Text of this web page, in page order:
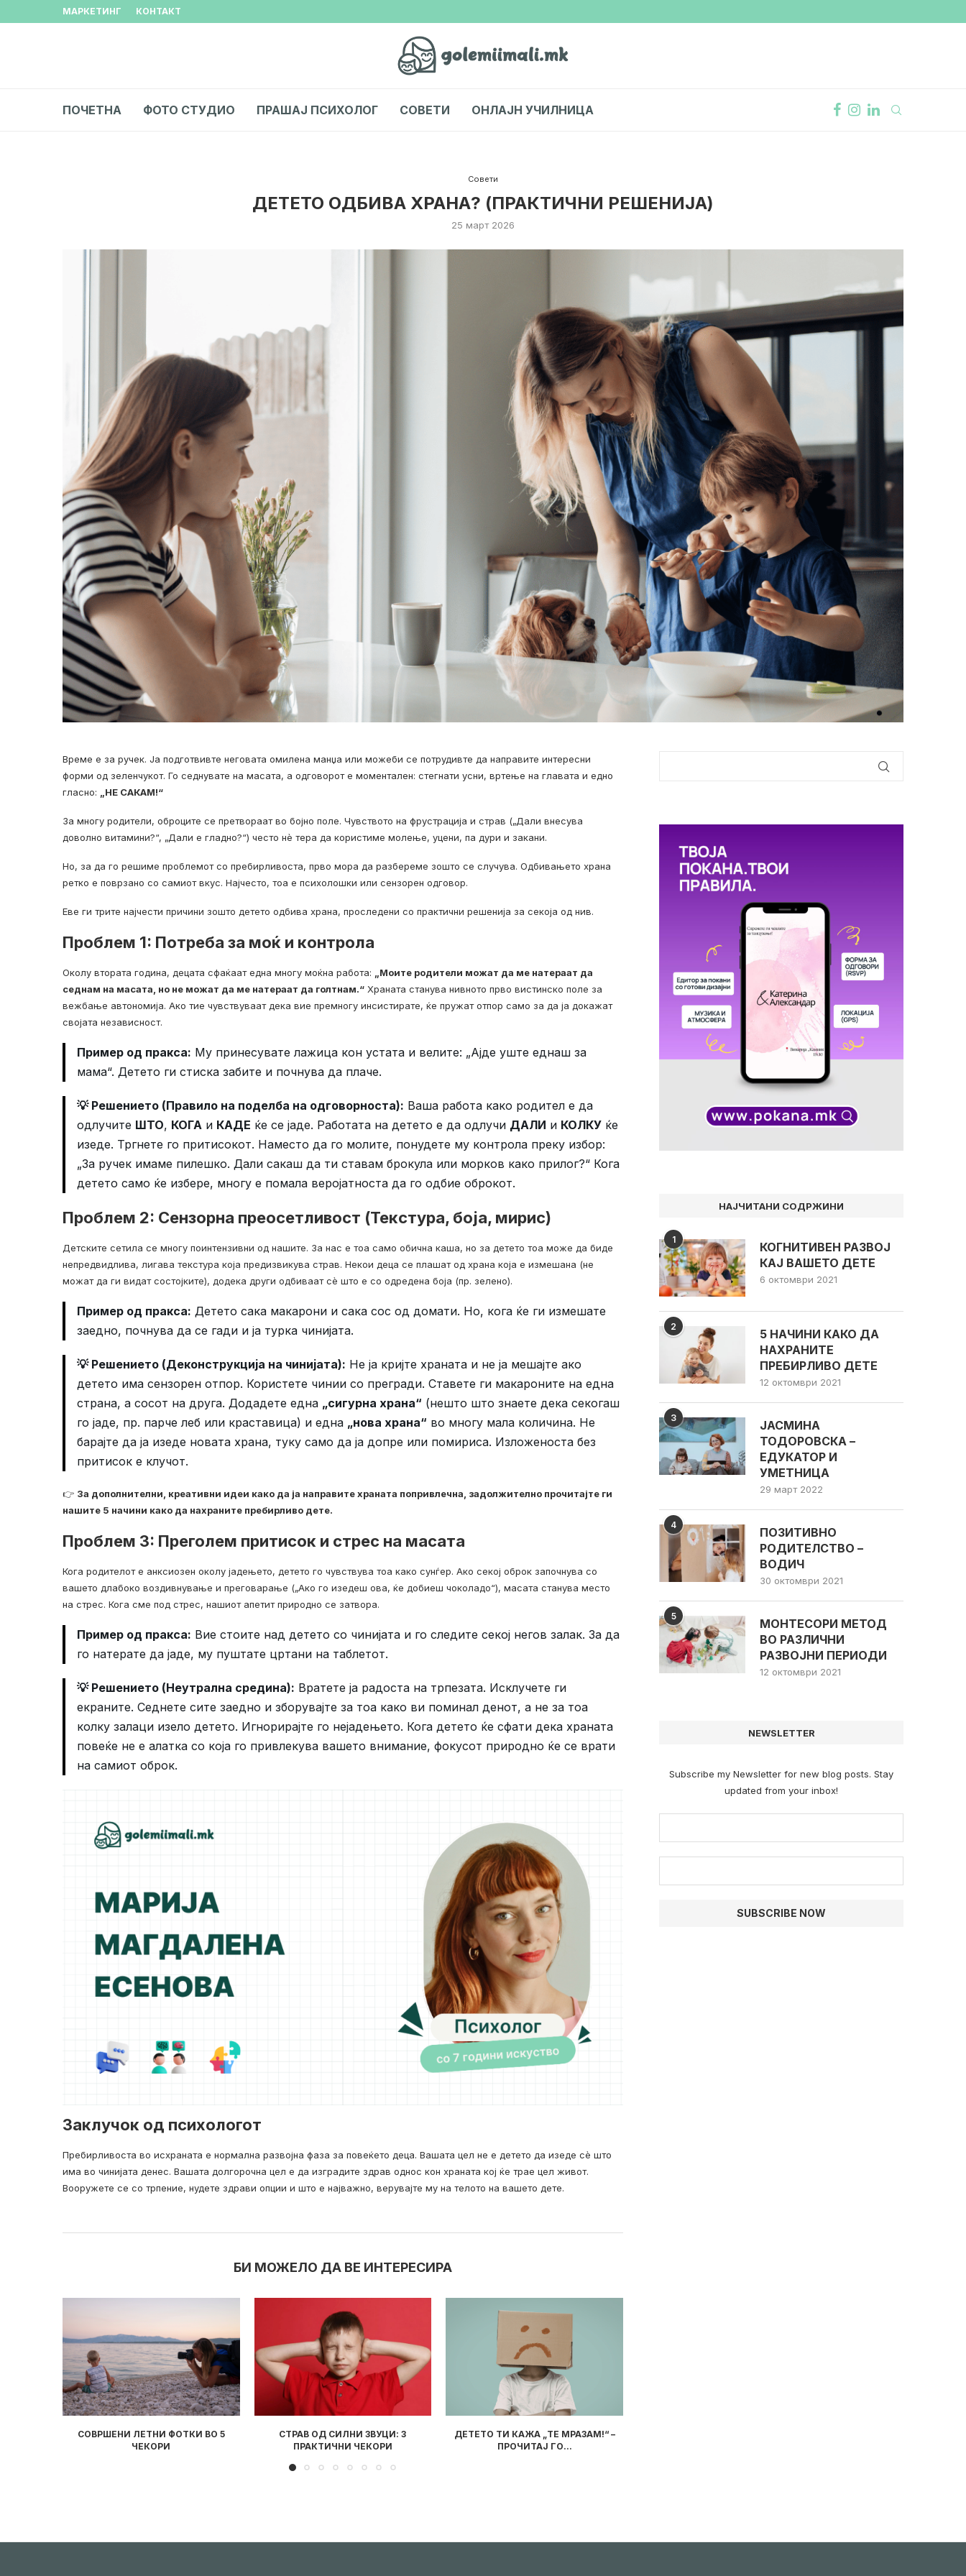
МАРКЕТИНГ КОНТАКТ
ПОЧЕТНА ФОТО СТУДИО ПРАШАЈ ПСИХОЛОГ СОВЕТИ ОНЛАЈН УЧИЛНИЦА
Совети
ДЕТЕТО ОДБИВА ХРАНА? (ПРАКТИЧНИ РЕШЕНИЈА)
25 март 2026
Време е за ручек. Ја подготвивте неговата омилена манџа или можеби се потрудивте да направите интересни
форми од зеленчукот. Го седнувате на масата, а одговорот е моментален: стегнати усни, вртење на главата и едно
гласно: „НЕ САКАМ!“
За многу родители, оброците се претвораат во бојно поле. Чувството на фрустрација и страв („Дали внесува
доволно витамини?“, „Дали е гладно?“) често нè тера да користиме молење, уцени, па дури и закани.
Но, за да го решиме проблемот со пребирливоста, прво мора да разбереме зошто се случува. Одбивањето храна
ретко е поврзано со самиот вкус. Најчесто, тоа е психолошки или сензорен одговор.
Еве ги трите најчести причини зошто детето одбива храна, проследени со практични решенија за секоја од нив.
Проблем 1: Потреба за моќ и контрола
Околу втората година, децата сфаќаат една многу моќна работа: „Моите родители можат да ме натераат да
седнам на масата, но не можат да ме натераат да голтнам.“ Храната станува нивното прво вистинско поле за
вежбање автономија. Ако тие чувствуваат дека вие премногу инсистирате, ќе пружат отпор само за да ја докажат
својата независност.
Пример од пракса: Му принесувате лажица кон устата и велите: „Ајде уште еднаш за
мама“. Детето ги стиска забите и почнува да плаче.
💡 Решението (Правило на поделба на одговорноста): Ваша работа како родител е да
одлучите ШТО, КОГА и КАДЕ ќе се јаде. Работата на детето е да одлучи ДАЛИ и КОЛКУ ќе
изеде. Тргнете го притисокот. Наместо да го молите, понудете му контрола преку избор:
„За ручек имаме пилешко. Дали сакаш да ти ставам брокула или морков како прилог?“ Кога
детето само ќе избере, многу е помала веројатноста да го одбие оброкот.
Проблем 2: Сензорна преосетливост (Текстура, боја, мирис)
Детските сетила се многу поинтензивни од нашите. За нас е тоа само обична каша, но за детето тоа може да биде
непредвидлива, лигава текстура која предизвикува страв. Некои деца се плашат од храна која е измешана (не
можат да ги видат состојките), додека други одбиваат сè што е со одредена боја (пр. зелено).
Пример од пракса: Детето сака макарони и сака сос од домати. Но, кога ќе ги измешате
заедно, почнува да се гади и ја турка чинијата.
💡 Решението (Деконструкција на чинијата): Не ја кријте храната и не ја мешајте ако
детето има сензорен отпор. Користете чинии со прегради. Ставете ги макароните на една
страна, а сосот на друга. Додадете една „сигурна храна“ (нешто што знаете дека секогаш
го јаде, пр. парче леб или краставица) и една „нова храна“ во многу мала количина. Не
барајте да ја изеде новата храна, туку само да ја допре или помириса. Изложеноста без
притисок е клучот.
👉 За дополнителни, креативни идеи како да ја направите храната попривлечна, задолжително прочитајте ги
нашите 5 начини како да нахраните пребирливо дете.
Проблем 3: Преголем притисок и стрес на масата
Кога родителот е анксиозен околу јадењето, детето го чувствува тоа како сунѓер. Ако секој оброк започнува со
вашето длабоко воздивнување и преговарање („Ако го изедеш ова, ќе добиеш чоколадо“), масата станува место
на стрес. Кога сме под стрес, нашиот апетит природно се затвора.
Пример од пракса: Вие стоите над детето со чинијата и го следите секој негов залак. За да
го натерате да јаде, му пуштате цртани на таблетот.
💡 Решението (Неутрална средина): Вратете ја радоста на трпезата. Исклучете ги
екраните. Седнете сите заедно и зборувајте за тоа како ви поминал денот, а не за тоа
колку залаци изело детето. Игнорирајте го нејадењето. Кога детето ќе сфати дека храната
повеќе не е алатка со која го привлекува вашето внимание, фокусот природно ќе се врати
на самиот оброк.
Заклучок од психологот
Пребирливоста во исхраната е нормална развојна фаза за повеќето деца. Вашата цел не е детето да изеде сè што
има во чинијата денес. Вашата долгорочна цел е да изградите здрав однос кон храната кој ќе трае цел живот.
Вооружете се со трпение, нудете здрави опции и што е најважно, верувајте му на телото на вашето дете.
БИ МОЖЕЛО ДА ВЕ ИНТЕРЕСИРА
СТРАВ ОД СИЛНИ ЗВУЦИ: 3
ПРАКТИЧНИ ЧЕКОРИ
ДЕТЕТО ТИ КАЖА „ТЕ МРАЗАМ!“ –
ПРОЧИТАЈ ГО...
ПРОЧИТАВМЕ ЗА ВАС: „КНИГА ШТО
ПОСАКУВАТЕ ДА ЈА...
НАЈЧИТАНИ СОДРЖИНИ
1
КОГНИТИВЕН РАЗВОЈ
КАЈ ВАШЕТО ДЕТЕ
6 октомври 2021
2
5 НАЧИНИ КАКО ДА
НАХРАНИТЕ
ПРЕБИРЛИВО ДЕТЕ
12 октомври 2021
3
ЈАСМИНА
ТОДОРОВСКА –
ЕДУКАТОР И
УМЕТНИЦА
29 март 2022
4
ПОЗИТИВНО
РОДИТЕЛСТВО –
ВОДИЧ
30 октомври 2021
5
МОНТЕСОРИ МЕТОД
ВО РАЗЛИЧНИ
РАЗВОЈНИ ПЕРИОДИ
12 октомври 2021
NEWSLETTER
Subscribe my Newsletter for new blog posts. Stay
updated from your inbox!